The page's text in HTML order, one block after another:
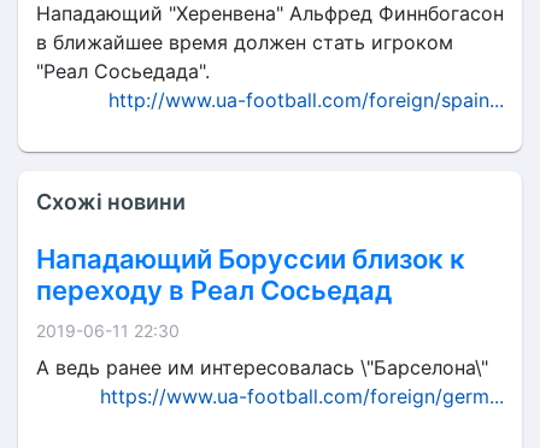
Нападающий "Херенвена" Альфред Финнбогасон
в ближайшее время должен стать игроком
"Реал Сосьедада".
http://www.ua-football.com/foreign/spain...
Схожі новини
Нападающий Боруссии близок к
переходу в Реал Сосьедад
2019-06-11 22:30
А ведь ранее им интересовалась \"Барселона\"
https://www.ua-football.com/foreign/germ...